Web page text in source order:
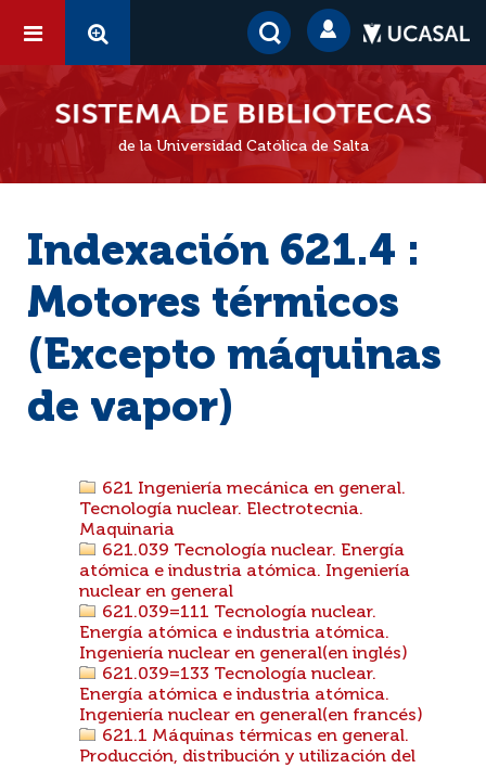
de la Universidad Católica de Salta
Indexación 621.4 :
Motores térmicos
(Excepto máquinas
de vapor)
621 Ingeniería mecánica en general.
Tecnología nuclear. Electrotecnia.
Maquinaria
621.039 Tecnología nuclear. Energía
atómica e industria atómica. Ingeniería
nuclear en general
621.039=111 Tecnología nuclear.
Energía atómica e industria atómica.
Ingeniería nuclear en general(en inglés)
621.039=133 Tecnología nuclear.
Energía atómica e industria atómica.
Ingeniería nuclear en general(en francés)
621.1 Máquinas térmicas en general.
Producción, distribución y utilización del